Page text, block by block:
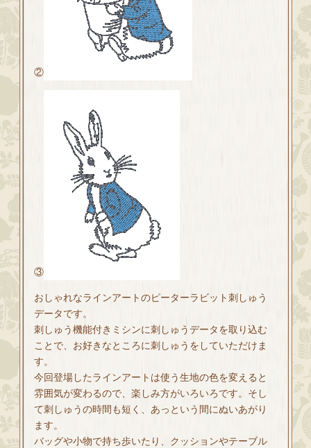
②
③
おしゃれなラインアートのピーターラビット刺しゅう
データです。
刺しゅう機能付きミシンに刺しゅうデータを取り込む
ことで、お好きなところに刺しゅうをしていただけま
す。
今回登場したラインアートは使う生地の色を変えると
雰囲気が変わるので、楽しみ方がいろいろです。そし
て刺しゅうの時間も短く、あっという間にぬいあがり
ます。
バッグや小物で持ち歩いたり、クッションやテーブル